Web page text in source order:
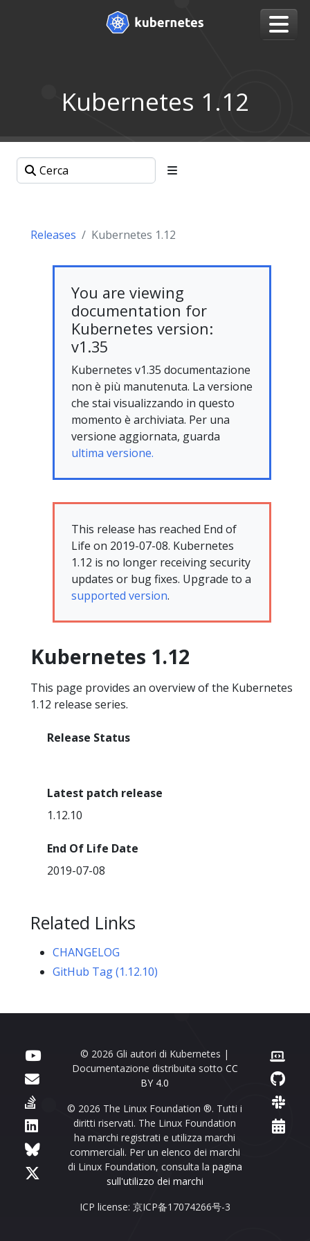
Kubernetes 1.12
Releases Kubernetes 1.12
You are viewing
documentation for
Kubernetes version:
v1.35
Kubernetes v1.35 documentazione
non è più manutenuta. La versione
che stai visualizzando in questo
momento è archiviata. Per una
versione aggiornata, guarda
ultima versione.
This release has reached End of
Life on 2019-07-08. Kubernetes
1.12 is no longer receiving security
updates or bug fixes. Upgrade to a
supported version.
Kubernetes 1.12
This page provides an overview of the Kubernetes
1.12 release series.
Release Status
Latest patch release
1.12.10
End Of Life Date
2019-07-08
Related Links
CHANGELOG
GitHub Tag (1.12.10)
© 2026 Gli autori di Kubernetes |
Documentazione distribuita sotto CC
BY 4.0
© 2026 The Linux Foundation ®. Tutti i
diritti riservati. The Linux Foundation
ha marchi registrati e utilizza marchi
commerciali. Per un elenco dei marchi
di Linux Foundation, consulta la pagina
sull'utilizzo dei marchi
ICP license: 京ICP备17074266号-3